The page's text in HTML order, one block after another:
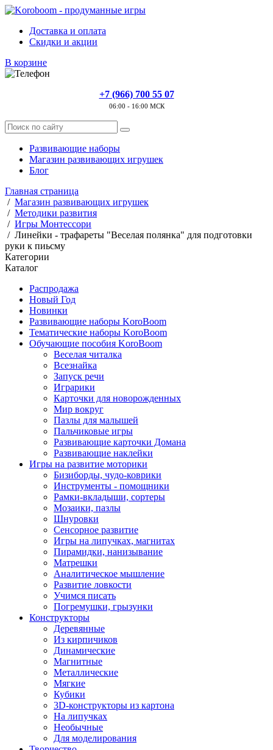
Доставка и оплата
Скидки и акции
В корзине
+7 (966) 700 55 07
06:00 - 16:00 МСК
Развивающие наборы
Магазин развивающих игрушек
Блог
Главная страница
/ Магазин развивающих игрушек
/ Методики развития
/ Игры Монтессори
/ Линейки - трафареты "Веселая полянка" для подготовки
руки к пиьсму
Категории
Каталог
Распродажа
Новый Год
Новинки
Развивающие наборы KoroBoom
Тематические наборы KoroBoom
Обучающие пособия KoroBoom
Веселая читалка
Всезнайка
Запуск речи
Играрики
Карточки для новорожденных
Мир вокруг
Пазлы для малышей
Пальчиковые игры
Развивающие карточки Домана
Развивающие наклейки
Игры на развитие моторики
Бизиборды, чудо-коврики
Инструменты - помощники
Рамки-вкладыши, сортеры
Мозаики, пазлы
Шнуровки
Сенсорное развитие
Игры на липучках, магнитах
Пирамидки, нанизывание
Матрешки
Аналитическое мышление
Развитие ловкости
Учимся писать
Погремушки, грызунки
Конструкторы
Деревянные
Из кирпичиков
Динамические
Магнитные
Металлические
Мягкие
Кубики
3D-конструкторы из картона
На липучках
Необычные
Для моделирования